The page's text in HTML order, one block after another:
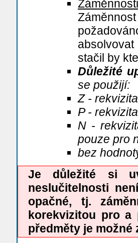
Záměnnosti
stačil by
Důležité
se použijí:
Z -
P -
N -
pouze pro
bez
Je důležité si
neslučitelnosti
opačné, tj.
korekvizitou pro a
předměty je